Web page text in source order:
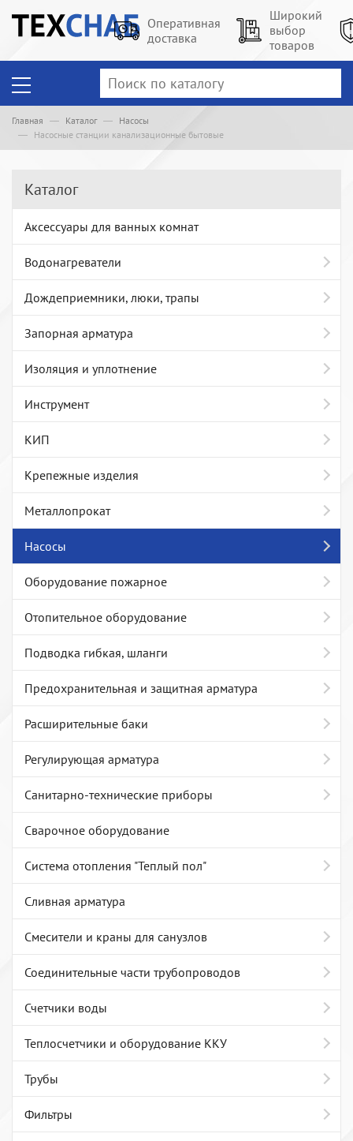
Оперативная
доставка
Широкий
выбор
товаров
Главная Каталог
Насосы
Насосные станции канализационные бытовые
Каталог
Аксессуары для ванных комнат
Водонагреватели
Дождеприемники, люки, трапы
Запорная арматура
Изоляция и уплотнение
Инструмент
КИП
Крепежные изделия
Металлопрокат
Насосы
Оборудование пожарное
Отопительное оборудование
Подводка гибкая, шланги
Предохранительная и защитная арматура
Расширительные баки
Регулирующая арматура
Санитарно-технические приборы
Сварочное оборудование
Система отопления "Теплый пол"
Сливная арматура
Смесители и краны для санузлов
Соединительные части трубопроводов
Счетчики воды
Теплосчетчики и оборудование ККУ
Трубы
Фильтры